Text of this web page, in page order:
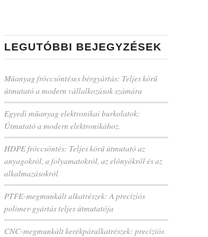
LEGUTÓBBI BEJEGYZÉSEK
Műanyag fröccsöntéses bérgyártás: Teljes körű
útmutató a modern vállalkozások számára
Egyedi műanyag elektronikai burkolatok:
Útmutató a modern elektronikához.
HDPE fröccsöntés: Teljes körű útmutató az
anyagokról, a folyamatokról, az előnyökről és az
alkalmazásokról
PTFE-megmunkált alkatrészek: A precíziós
polimer-gyártás teljes útmutatója
CNC-megmunkált kerékpáralkatrészek: precíziós